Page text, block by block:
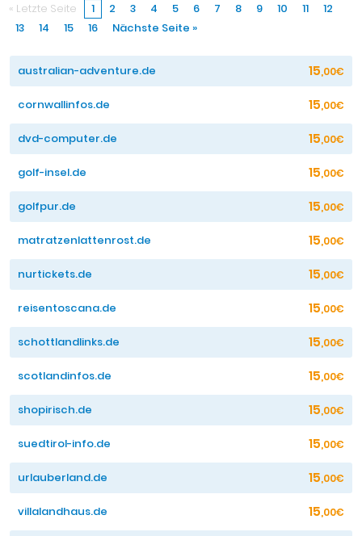
« Letzte Seite 1 2 3 4 5 6 7 8 9 10 11
12
13
14 15 16 Nächste Seite »
australian-adventure.de 15,00€
cornwallinfos.de 15,00€
dvd-computer.de 15,00€
golf-insel.de 15,00€
golfpur.de 15,00€
matratzenlattenrost.de 15,00€
nurtickets.de 15,00€
reisentoscana.de 15,00€
schottlandlinks.de 15,00€
scotlandinfos.de 15,00€
shopirisch.de 15,00€
suedtirol-info.de 15,00€
urlauberland.de 15,00€
villalandhaus.de 15,00€